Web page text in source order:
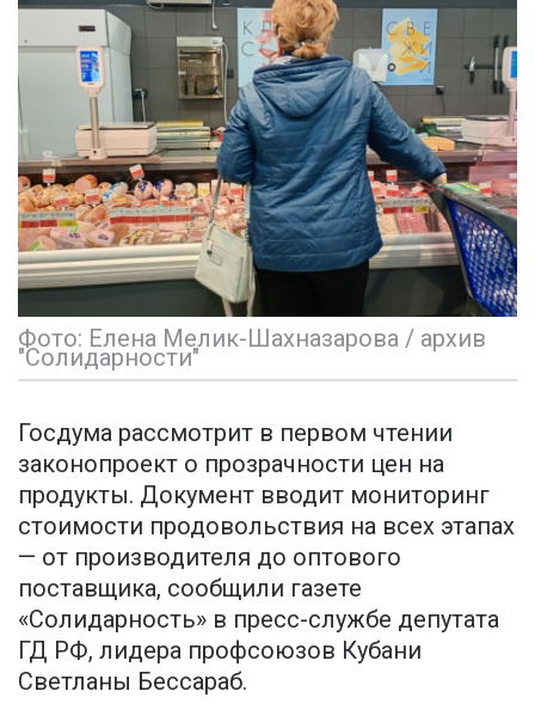
Фото: Елена Мелик-Шахназарова / архив
"Солидарности"
Госдума рассмотрит в первом чтении
законопроект о прозрачности цен на
продукты. Документ вводит мониторинг
стоимости продовольствия на всех этапах
— от производителя до оптового
поставщика, сообщили газете
«Солидарность» в пресс-службе депутата
ГД РФ, лидера профсоюзов Кубани
Светланы Бессараб.